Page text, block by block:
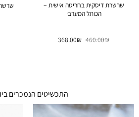
שרשרת דיסקית בחריטה אישית –
הכותל המערבי
460.00₪ המחיר
368.00₪ המחיר
התכשיטים הנמכרים